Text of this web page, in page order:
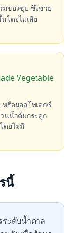
มของซุป ซึ่งช่วย
โดยไม่เสีย
Vegetable
หรือมอลโทเดกซ์
นน้ำต้มกระดูก
ดยไม่มี
นี้
ะดับน้ำตาล